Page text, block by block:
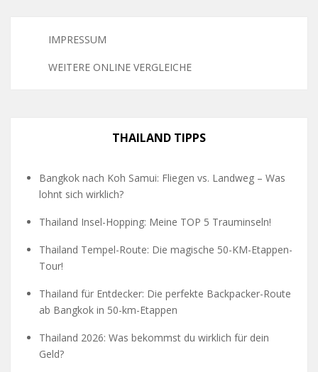
IMPRESSUM
WEITERE ONLINE VERGLEICHE
THAILAND TIPPS
Bangkok nach Koh Samui: Fliegen vs. Landweg – Was
lohnt sich wirklich?
Thailand Insel-Hopping: Meine TOP 5 Trauminseln!
Thailand Tempel-Route: Die magische 50-KM-Etappen-
Tour!
Thailand für Entdecker: Die perfekte Backpacker-Route
ab Bangkok in 50-km-Etappen
Thailand 2026: Was bekommst du wirklich für dein
Geld?